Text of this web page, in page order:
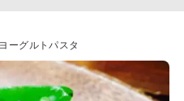
ーグルトパスタ